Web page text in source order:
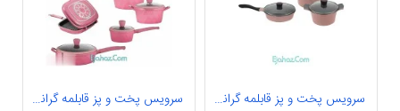
سرویس پخت و پز قابلمه گرانیت 6 پارچه تکنو مدل ونوس کد 624 سرویس پخت و پز قابلمه گرانیت گرانیتی 20 پارچه فونیکس مدل GEM